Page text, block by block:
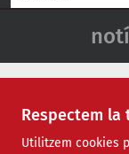
Respectem
Utilitzem cookies
mans